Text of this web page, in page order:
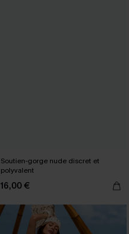
Soutien-gorge nude discret et
polyvalent
16,00 €